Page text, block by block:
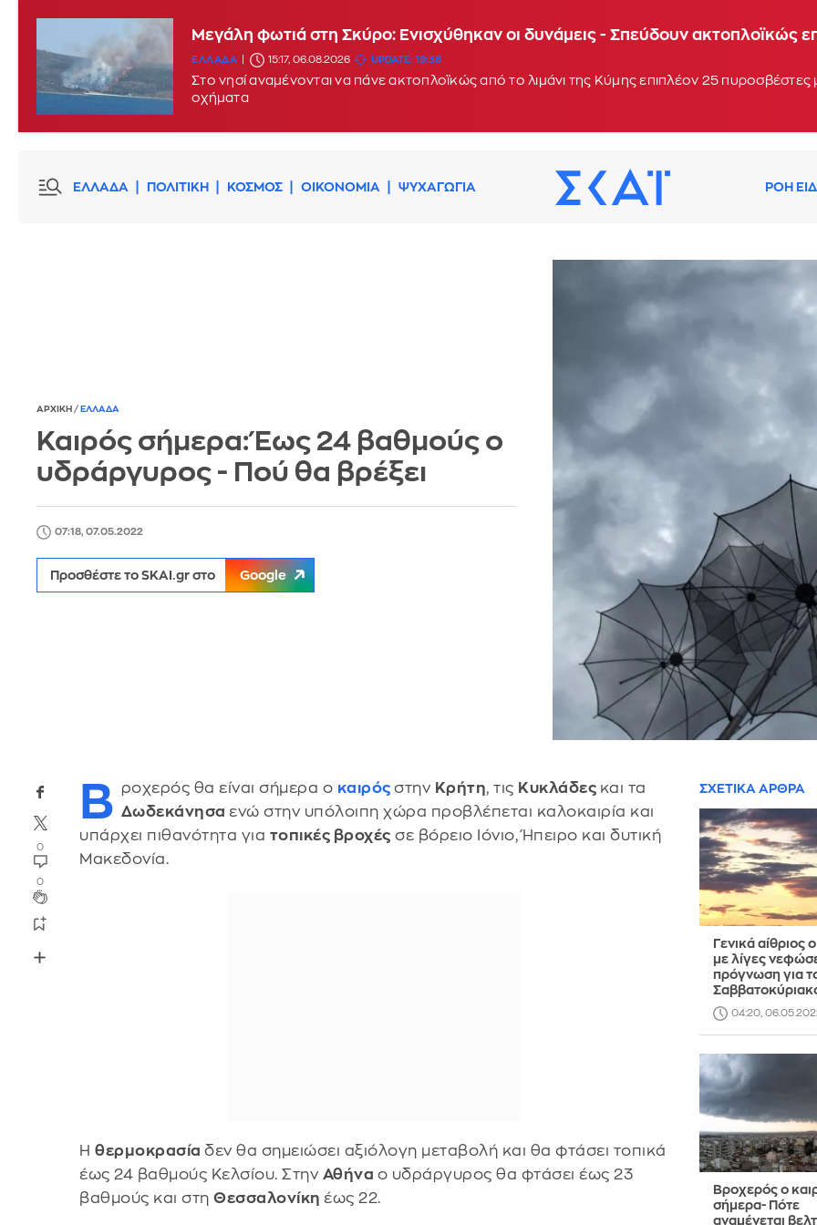
Μεγάλη φωτιά στη Σκύρο: Ενισχύθηκαν οι δυνάμεις - Σπεύδουν ακτοπλοϊκώς
ΕΛΛΑΔΑ 15:17, 06.08.2026 UPDATE: 19:38
Στο νησί αναμένονται να πάνε ακτοπλοϊκώς από το λιμάνι της Κύμης επιπλέον 25
οχήματα
ΕΛΛΑΔΑ ΠΟΛΙΤΙΚΗ ΚΟΣΜΟΣ ΟΙΚΟΝΟΜΙΑ ΨΥΧΑΓΩΓΙΑ ΡΟΗ
ΑΡΧΙΚΗ / ΕΛΛΑΔΑ
Καιρός σήμερα: Έως 24 βαθμούς ο
υδράργυρος - Πού θα βρέξει
07:18, 07.05.2022
Προσθέστε το SKAI.gr στο Google
0
0
Β ροχερός θα είναι σήμερα ο καιρόςστην Κρήτη, τις Κυκλάδες και τα
Δωδεκάνησαενώ στην υπόλοιπη χώρα προβλέπεται καλοκαιρία και
υπάρχει πιθανότητα για τοπικές βροχές σε βόρειο Ιόνιο, Ήπειρο και δυτική
Μακεδονία.
Ηθερμοκρασίαδεν θα σημειώσει αξιόλογη μεταβολή και θα φτάσει τοπικά
έως 24 βαθμούς Κελσίου. Στην Αθήνα ο υδράργυρος θα φτάσει έως 23
βαθμούς και στηΘεσσαλονίκηέως 22.
ΣΧΕΤΙΚΑ ΑΡΘΡΑ
Γενικά αίθριος
με λίγες
πρόγνωση για
04:20,
Βροχερός ο
σήμερα- Πότε
αναμένεται